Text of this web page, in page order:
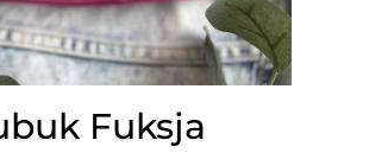
Fuksja